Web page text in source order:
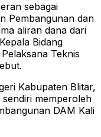
sebagai
Pembangunan dan
aliran dana dari
Bidang
Teknis
Kabupaten Blitar,
memperoleh
DAM Kali